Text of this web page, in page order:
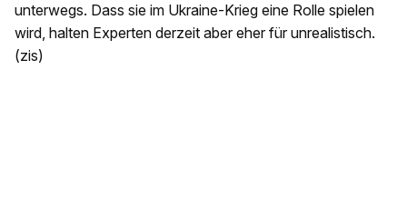
unterwegs. Dass sie im Ukraine-Krieg eine Rolle spielen
wird, halten Experten derzeit aber eher für unrealistisch.
(zis)